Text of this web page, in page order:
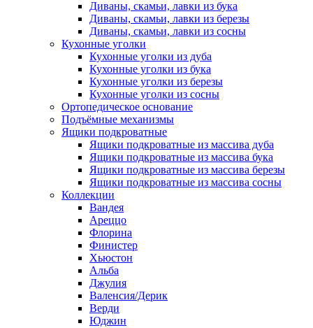
Диваны, скамьи, лавки из бука
Диваны, скамьи, лавки из березы
Диваны, скамьи, лавки из сосны
Кухонные уголки
Кухонные уголки из дуба
Кухонные уголки из бука
Кухонные уголки из березы
Кухонные уголки из сосны
Ортопедическое основание
Подъёмные механизмы
Ящики подкроватные
Ящики подкроватные из массива дуба
Ящики подкроватные из массива бука
Ящики подкроватные из массива березы
Ящики подкроватные из массива сосны
Коллекции
Вандея
Ареццо
Флорина
Финистер
Хьюстон
Альба
Джулия
Валенсия/Дерик
Верди
Юджин